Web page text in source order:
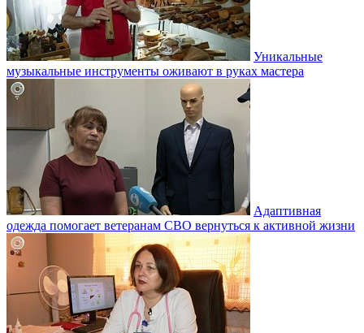
Уникальные
музыкальные инструменты оживают в руках мастера
Адаптивная
одежда помогает ветеранам СВО вернуться к активной жизни